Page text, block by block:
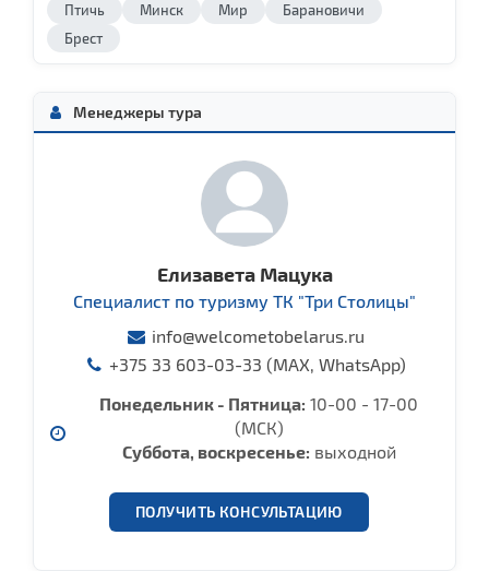
Птичь Минск Мир
Барановичи
Брест
Менеджеры тура
Елизавета Мацука
Специалист по туризму ТК "Три Столицы"
info@welcometobelarus.ru
+375 33 603-03-33 (MAX, WhatsApp)
Понедельник - Пятница: 10-00 - 17-00
(МСК)
Суббота, воcкресенье: выходной
ПОЛУЧИТЬ КОНСУЛЬТАЦИЮ